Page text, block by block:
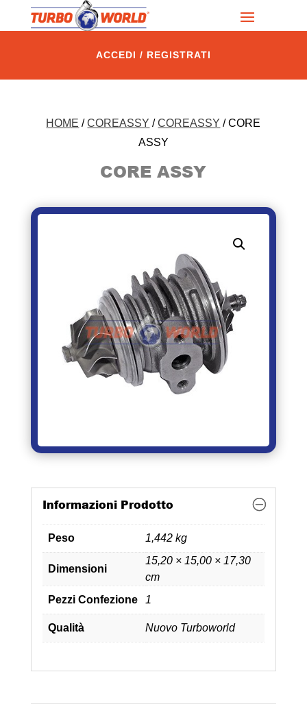
ACCEDI / REGISTRATI
HOME /COREASSY /COREASSY / CORE
ASSY
CORE ASSY
Informazioni Prodotto
Peso 1,442 kg
Dimensioni
15,20 × 15,00 × 17,30
cm
Pezzi Confezione
1
Qualità Nuovo Turboworld